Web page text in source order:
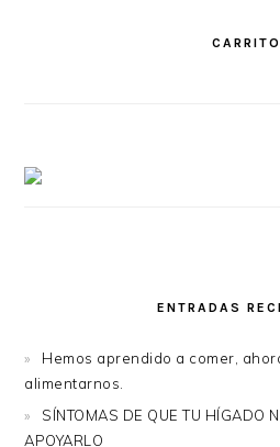
CARRITO
ENTRADAS
Hemos aprendido a comer,
alimentarnos.
SÍNTOMAS DE QUE TU HÍGADO
APOYARLO